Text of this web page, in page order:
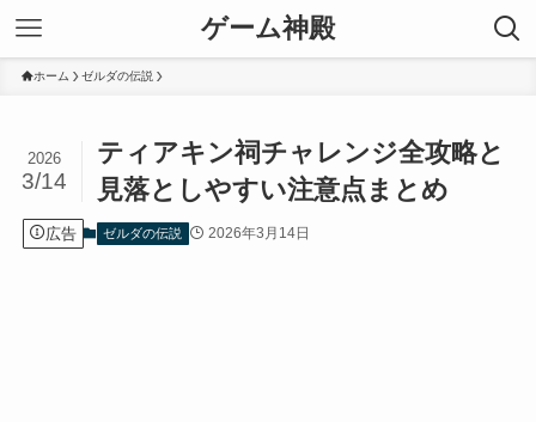
ゲーム神殿
ホーム ゼルダの伝説
ティアキン祠チャレンジ全攻略と
見落としやすい注意点まとめ
2026
3/14
広告 ゼルダの伝説 2026年3月14日